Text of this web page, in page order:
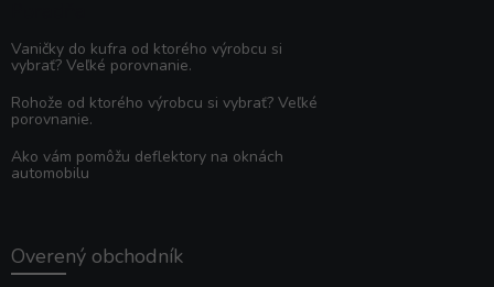
Vaničky do kufra od ktorého výrobcu si
vybrať? Veľké porovnanie.
Rohože od ktorého výrobcu si vybrať? Veľké
porovnanie.
Ako vám pomôžu deflektory na oknách
automobilu
Overený obchodník